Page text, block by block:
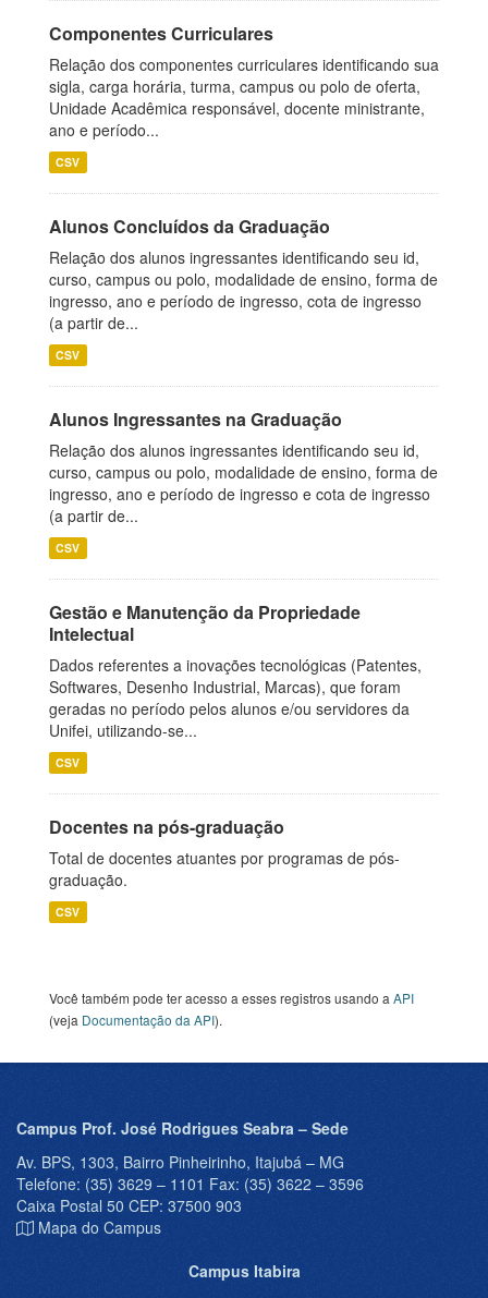
Componentes Curriculares
Relação dos componentes curriculares identificando sua
sigla, carga horária, turma, campus ou polo de oferta,
Unidade Acadêmica responsável, docente ministrante,
ano e período...
CSV
Alunos Concluídos da Graduação
Relação dos alunos ingressantes identificando seu id,
curso, campus ou polo, modalidade de ensino, forma de
ingresso, ano e período de ingresso, cota de ingresso
(a partir de...
CSV
Alunos Ingressantes na Graduação
Relação dos alunos ingressantes identificando seu id,
curso, campus ou polo, modalidade de ensino, forma de
ingresso, ano e período de ingresso e cota de ingresso
(a partir de...
CSV
Gestão e Manutenção da Propriedade
Intelectual
Dados referentes a inovações tecnológicas (Patentes,
Softwares, Desenho Industrial, Marcas), que foram
geradas no período pelos alunos e/ou servidores da
Unifei, utilizando-se...
CSV
Docentes na pós-graduação
Total de docentes atuantes por programas de pós-
graduação.
CSV
Você também pode ter acesso a esses registros usando a API
(veja Documentação da API).
Campus Prof. José Rodrigues Seabra – Sede
Av. BPS, 1303, Bairro Pinheirinho, Itajubá – MG
Telefone: (35) 3629 – 1101 Fax: (35) 3622 – 3596
Caixa Postal 50 CEP: 37500 903
Mapa do Campus
Campus Itabira